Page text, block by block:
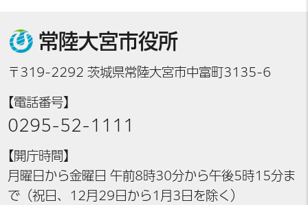
常陸大宮市役所
〒319-2292 茨城県常陸大宮市中富町3135-6
【電話番号】
0295-52-1111
【開庁時間】
月曜日から金曜日 午前8時30分から午後5時15分ま
で（祝日、12月29日から1月3日を除く）